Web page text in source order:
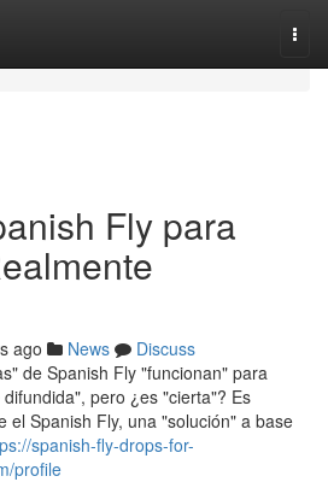
Fly para
ago News
Discuss
de Spanish Fly "funcionan" para
pero ¿es "cierta"? Es
el Spanish Fly, una "solución" a base
spanish-fly-drops-for-
profile